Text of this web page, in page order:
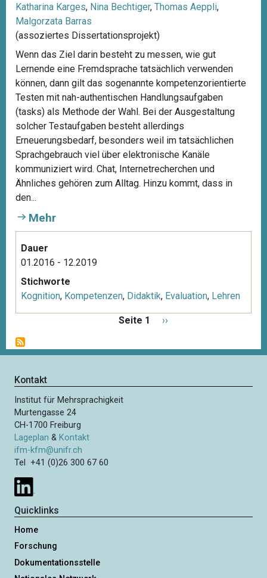
Katharina Karges, Nina Bechtiger, Thomas Aeppli,
Malgorzata Barras
(assoziertes Dissertationsprojekt)
Wenn das Ziel darin besteht zu messen, wie gut
Lernende eine Fremdsprache tatsächlich verwenden
können, dann gilt das sogenannte kompetenzorientierte
Testen mit nah-authentischen Handlungsaufgaben
(tasks) als Methode der Wahl. Bei der Ausgestaltung
solcher Testaufgaben besteht allerdings
Erneuerungsbedarf, besonders weil im tatsächlichen
Sprachgebrauch viel über elektronische Kanäle
kommuniziert wird. Chat, Internetrecherchen und
Ähnliches gehören zum Alltag. Hinzu kommt, dass in
den...
Mehr
Dauer
01.2016 - 12.2019
Stichworte
Kognition, Kompetenzen, Didaktik, Evaluation, Lehren
i
t
n
n
u
m
m
e
r
i
u
n
g
Seite 1
N
c
››
Kontakt
Institut für Mehrsprachigkeit
Murtengasse 24
CH-1700 Freiburg
Lageplan & Kontakt
ifm-kfm@unifr.ch
Tel +41 (0)26 300 67 60
Quicklinks
Home
Forschung
Dokumentationsstelle